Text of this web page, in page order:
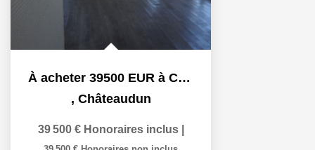
À acheter 39500 EUR à Châteaudun , investissement locatif
, Châteaudun
39 500 € Honoraires inclus